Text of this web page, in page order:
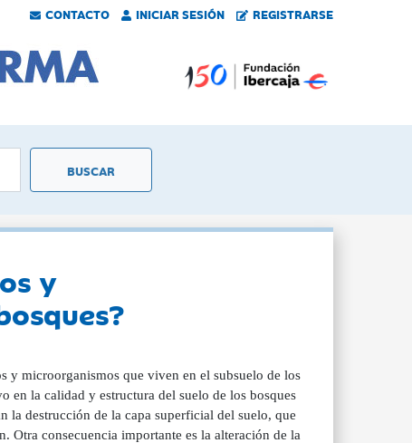
CONTACTO INICIAR SESIÓN REGISTRARSE
y
y microorganismos que viven en el subsuelo de los
en la calidad y estructura del suelo de los bosques
la destrucción de la capa superficial del suelo, que
Otra consecuencia importante es la alteración de la